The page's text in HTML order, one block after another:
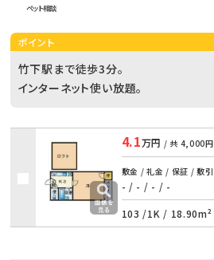
ペット相談
ポイント
竹下駅まで徒歩3分。
インターネット使い放題。
4.1万円 / 共 4,000円
敷金 / 礼金 / 保証 / 敷引
- / - / - / -
103 /1K / 18.90m²